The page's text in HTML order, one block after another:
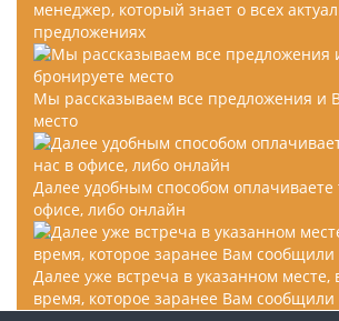
менеджер, который знает о всех
предложениях
Мы рассказываем все предложения и
место
Далее удобным способом оплачиваете
офисе, либо онлайн
Далее уже встреча в указанном месте,
время, которое заранее Вам сообщили